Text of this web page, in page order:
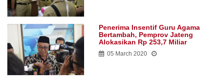
Penerima Insentif Guru Agama
Bertambah, Pemprov Jateng
Alokasikan Rp 253,7 Miliar
05 March 2020